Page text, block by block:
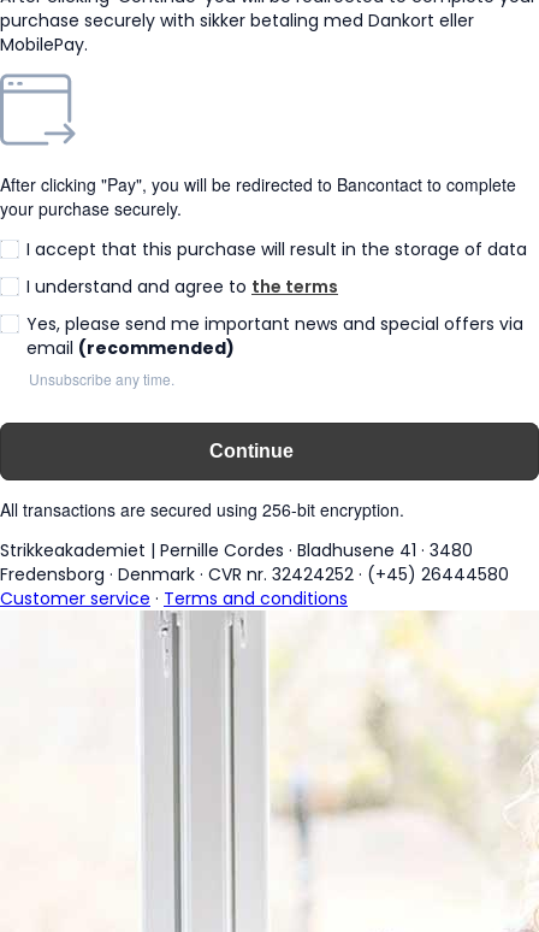
purchase securely with sikker betaling med Dankort eller
MobilePay.
After clicking "Pay", you will be redirected to Bancontact to complete
your purchase securely.
I accept that this purchase will result in the storage of data
I understand and agree to the terms
Yes, please send me important news and special offers via
email (recommended)
Unsubscribe any time.
Continue
All transactions are secured using 256-bit encryption.
Strikkeakademiet | Pernille Cordes · Bladhusene 41 · 3480
Fredensborg · Denmark · CVR nr. 32424252 · (+45) 26444580
Customer service · Terms and conditions